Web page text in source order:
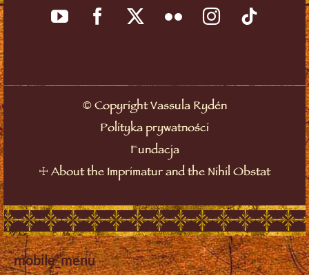
©Copyright Vassula Rydén
Polityka prywatności
Fundacja
☩ About the Imprimatur and the Nihil Obstat
mobile_menu